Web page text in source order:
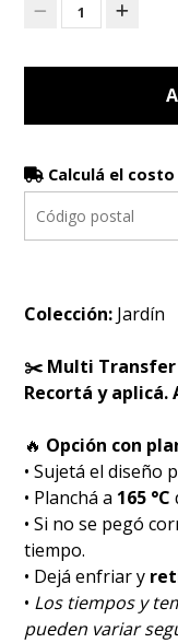
1
Calculá el
Colección: Jardín
✂️ Multi Transfer
Recortá y aplicá.
🔥 Opción con
• Sujetá el diseño
• Planchá a 165 °C
• Si no se pegó
tiempo.
• Dejá enfriar y
• Los tiempos y
pueden variar